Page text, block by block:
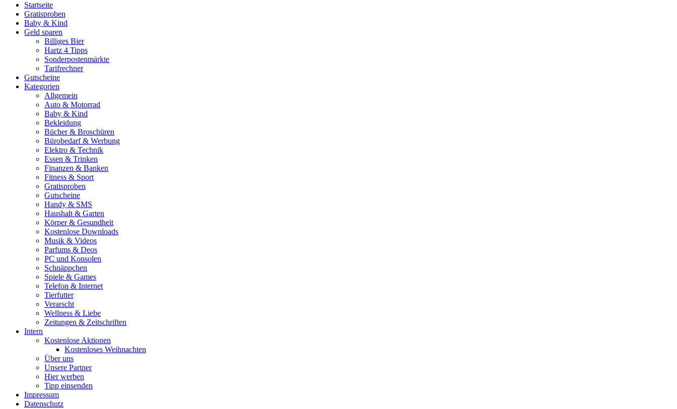
Startseite
Gratisproben
Baby & Kind
Geld sparen
Billiges Bier
Hartz 4 Tipps
Sonderpostenmärkte
Tarifrechner
Gutscheine
Kategorien
Allgemein
Auto & Motorrad
Baby & Kind
Bekleidung
Bücher & Broschüren
Bürobedarf & Werbung
Elektro & Technik
Essen & Trinken
Finanzen & Banken
Fitness & Sport
Gratisproben
Gutscheine
Handy & SMS
Haushalt & Garten
Körper & Gesundheit
Kostenlose Downloads
Musik & Videos
Parfums & Deos
PC und Konsolen
Schnäppchen
Spiele & Games
Telefon & Internet
Tierfutter
Verarscht
Wellness & Liebe
Zeitungen & Zeitschriften
Intern
Kostenlose Aktionen
Kostenloses Weihnachten
Über uns
Unsere Partner
Hier werben
Tipp einsenden
Impressum
Datenschutz